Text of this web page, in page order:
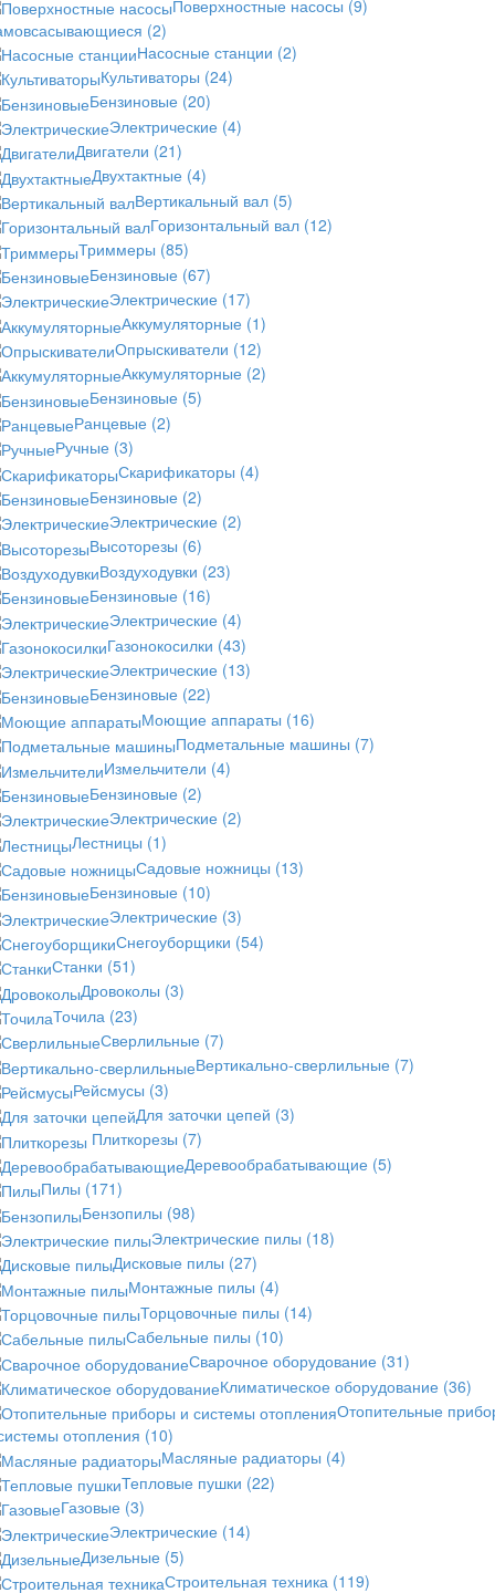
Поверхностные насосы (9)
(2)
Насосные станции (2)
Культиваторы (24)
Бензиновые (20)
Электрические (4)
Двигатели (21)
Двухтактные (4)
Вертикальный вал (5)
Горизонтальный вал (12)
Триммеры (85)
Бензиновые (67)
Электрические (17)
Аккумуляторные (1)
Опрыскиватели (12)
Аккумуляторные (2)
Бензиновые (5)
Ранцевые (2)
Ручные (3)
Скарификаторы (4)
Бензиновые (2)
Электрические (2)
Высоторезы (6)
Воздуходувки (23)
Бензиновые (16)
Электрические (4)
Газонокосилки (43)
Электрические (13)
Бензиновые (22)
Моющие аппараты (16)
Подметальные машины (7)
Измельчители (4)
Бензиновые (2)
Электрические (2)
Лестницы (1)
Садовые ножницы (13)
Бензиновые (10)
Электрические (3)
Снегоуборщики (54)
Станки (51)
Дровоколы (3)
Точила (23)
Сверлильные (7)
Вертикально-сверлильные (7)
Рейсмусы (3)
Для заточки цепей (3)
Плиткорезы (7)
Деревообрабатывающие (5)
Пилы (171)
Бензопилы (98)
Электрические пилы (18)
Дисковые пилы (27)
Монтажные пилы (4)
Торцовочные пилы (14)
Сабельные пилы (10)
Сварочное оборудование (31)
Климатическое оборудование (36)
Отопительные
отопления (10)
Масляные радиаторы (4)
Тепловые пушки (22)
Газовые (3)
Электрические (14)
Дизельные (5)
Строительная техника (119)